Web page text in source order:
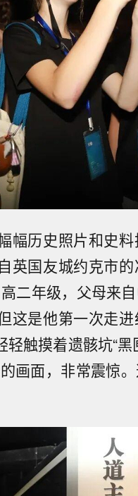
幅历史照片和史
英国友城约克市
二年级，父母来
这是他第一次走
触摸着遗骸坑“黑
画面，非常震惊